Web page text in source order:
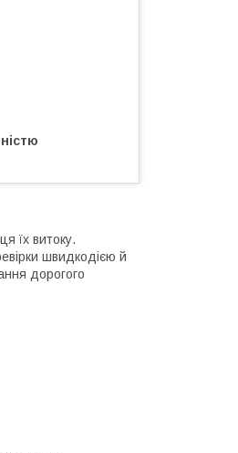
їх витоку.
швидкодією й
дорогого